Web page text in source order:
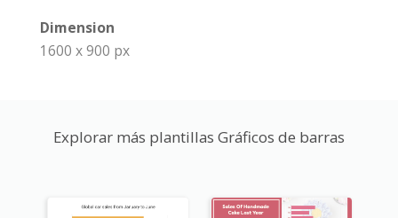
Dimension
1600 x 900 px
Explorar más plantillas Gráficos de barras